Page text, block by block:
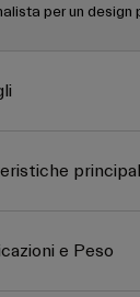
per un design
e Peso